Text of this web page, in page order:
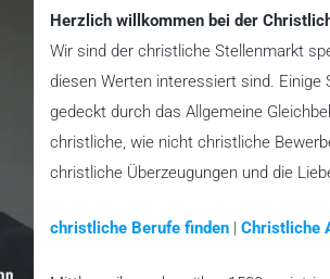
Herzlich willkommen bei der
Wir sind der christliche Stellenmarkt
diesen Werten interessiert sind.
gedeckt durch das Allgemeine
christliche, wie nicht christliche
christliche Überzeugungen und die
christliche Berufe finden Christliche